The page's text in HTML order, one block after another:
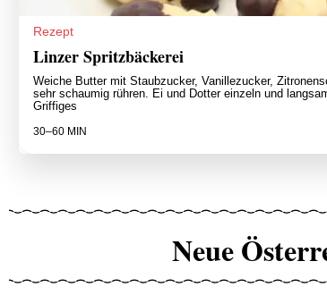
Rezept
Linzer Spritzbäckerei
Weiche Butter mit Staubzucker, Vanillezucker,
sehr schaumig rühren. Ei und Dotter einzeln und
Griffiges
30–60 MIN
Neue